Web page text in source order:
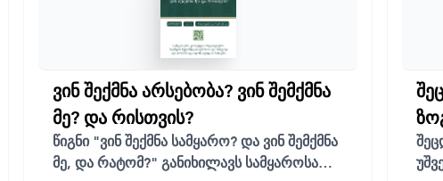
ვინ შექმნა არსებობა? ვინ შემქმნა
მე? და რისთვის?
წიგნი "ვინ შექმნა სამყარო? და ვინ შემქმნა
მე, და რატომ?" განიხილავს სამყაროსა